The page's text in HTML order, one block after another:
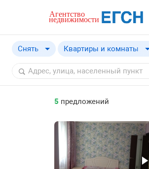
Снять
Купить
Снять
Квартиры и комнаты
5 предложений